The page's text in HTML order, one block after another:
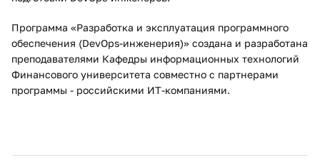
Программа «Разработка и эксплуатация программного
обеспечения (DevOps-инженерия)» создана и разработана
преподавателями Кафедры информационных технологий
Финансового университета совместно с партнерами
программы - российскими ИТ-компаниями.